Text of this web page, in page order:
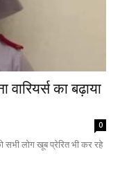
का बढ़ाया
0
सभी लोग खूब प्रेरित भी कर रहे